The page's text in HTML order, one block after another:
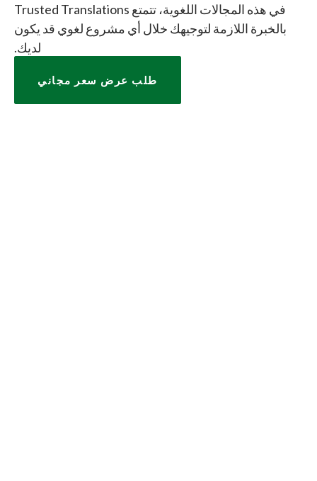
في هذه المجالات اللغوية، تتمتع Trusted Translations
بالخبرة اللازمة لتوجيهك خلال أي مشروع لغوي قد يكون
لديك.
طلب عرض سعر مجاني